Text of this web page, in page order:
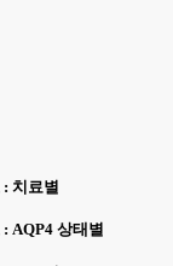
치료별
AQP4 상태별